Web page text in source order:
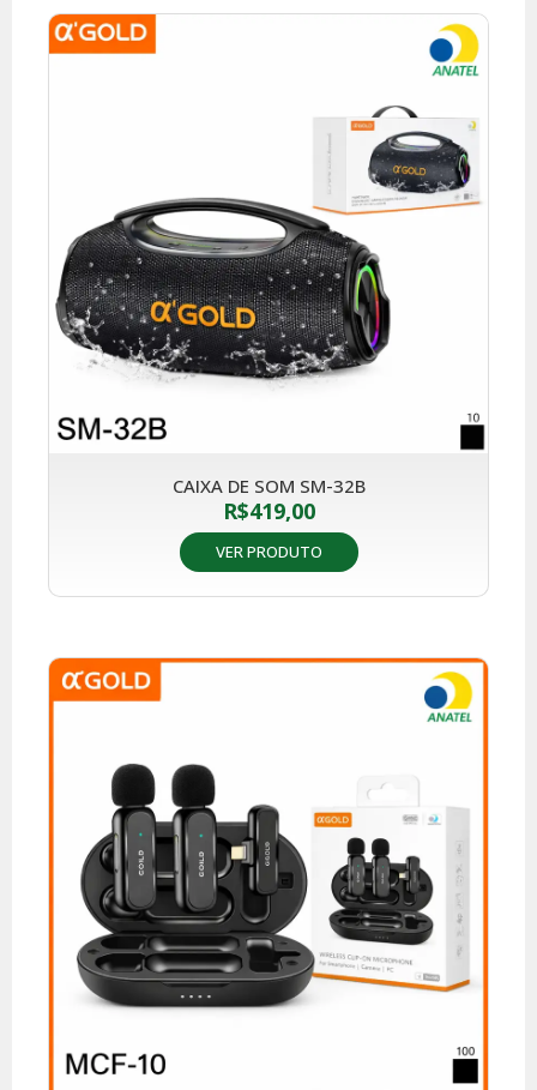
CAIXA DE SOM SM-32B
R$419,00
VER PRODUTO